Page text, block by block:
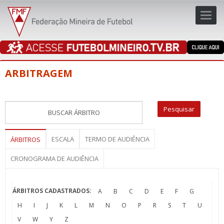
ARBITRAGEM
ÁRBITROS ESCALA TERMO DE AUDIÊNCIA
CRONOGRAMA DE AUDIÊNCIA
ÁRBITROS CADASTRADOS: A B C D E F
G
H
I J K L M N O P R S T
U
V
W Y Z